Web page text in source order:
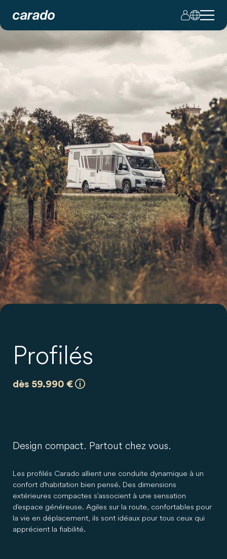
Profilés
dès 59.990 €
Design compact. Partout chez vous.
Les profilés Carado allient une conduite dynamique à un
confort d'habitation bien pensé. Des dimensions
extérieures compactes s'associent à une sensation
d'espace généreuse. Agiles sur la route, confortables pour
la vie en déplacement, ils sont idéaux pour tous ceux qui
apprécient la fiabilité.